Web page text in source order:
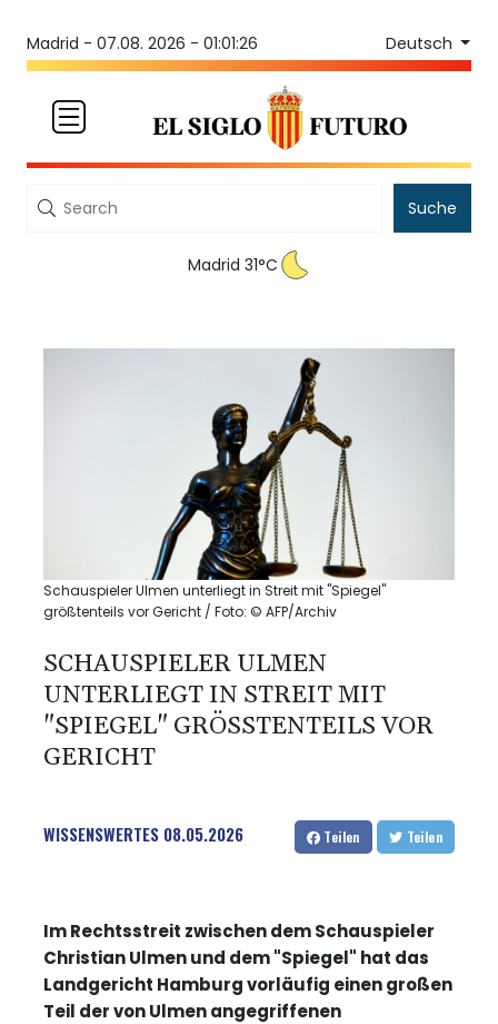
Madrid - 07.08. 2026 - 01:01:26 Deutsch
Suche
Madrid 31°C
Schauspieler Ulmen unterliegt in Streit mit "Spiegel"
größtenteils vor Gericht / Foto: © AFP/Archiv
SCHAUSPIELER ULMEN
UNTERLIEGT IN STREIT MIT
"SPIEGEL" GRÖSSTENTEILS VOR G
ERICHT
WISSENSWERTES 08.05.2026 Teilen Teilen
Im Rechtsstreit zwischen dem Schauspieler
Christian Ulmen und dem "Spiegel" hat das
Landgericht Hamburg vorläufig einen großen
Teil der von Ulmen angegriffenen